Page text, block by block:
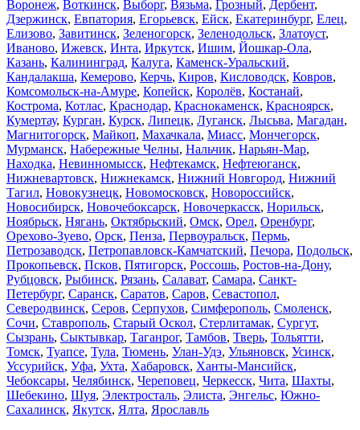
Воронеж, Воткинск, Выборг, Вязьма, Грозный, Дербент,
Дзержинск, Евпатория, Егорьевск, Ейск, Екатеринбург, Елец,
Елизово, Завитинск, Зеленогорск, Зеленодольск, Златоуст,
Иваново, Ижевск, Инта, Иркутск, Ишим, Йошкар-Ола,
Казань, Калининград, Калуга, Каменск-Уральский,
Кандалакша, Кемерово, Керчь, Киров, Кисловодск, Ковров,
Комсомольск-на-Амуре, Копейск, Королёв, Костанай,
Кострома, Котлас, Краснодар, Краснокаменск, Красноярск,
Кумертау, Курган, Курск, Липецк, Луганск, Лысьва, Магадан,
Магнитогорск, Майкоп, Махачкала, Миасс, Мончегорск,
Мурманск, Набережные Челны, Нальчик, Нарьян-Мар,
Находка, Невинномысск, Нефтекамск, Нефтеюганск,
Нижневартовск, Нижнекамск, Нижний Новгород, Нижний
Тагил, Новокузнецк, Новомосковск, Новороссийск,
Новосибирск, Новочебоксарск, Новочеркасск, Норильск,
Ноябрьск, Нягань, Октябрьский, Омск, Орел, Оренбург,
Орехово-Зуево, Орск, Пенза, Первоуральск, Пермь,
Петрозаводск, Петропавловск-Камчатский, Печора, Подольск,
Прокопьевск, Псков, Пятигорск, Россошь, Ростов-на-Дону,
Рубцовск, Рыбинск, Рязань, Салават, Самара, Санкт-
Петербург, Саранск, Саратов, Саров, Севастопол,
Северодвинск, Серов, Серпухов, Симферополь, Смоленск,
Сочи, Ставрополь, Старый Оскол, Стерлитамак, Сургут,
Сызрань, Сыктывкар, Таганрог, Тамбов, Тверь, Тольятти,
Томск, Туапсе, Тула, Тюмень, Улан-Удэ, Ульяновск, Усинск,
Уссурийск, Уфа, Ухта, Хабаровск, Ханты-Мансийск,
Чебоксары, Челябинск, Череповец, Черкесск, Чита, Шахты,
Шебекино, Шуя, Электросталь, Элиста, Энгельс, Южно-
Сахалинск, Якутск, Ялта, Ярославль